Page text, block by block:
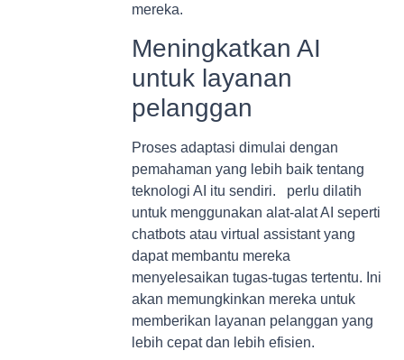
mereka.
Meningkatkan AI
untuk layanan
pelanggan
Proses adaptasi dimulai dengan
pemahaman yang lebih baik tentang
teknologi AI itu sendiri. perlu dilatih
untuk menggunakan alat-alat AI seperti
chatbots atau virtual assistant yang
dapat membantu mereka
menyelesaikan tugas-tugas tertentu. Ini
akan memungkinkan mereka untuk
memberikan layanan pelanggan yang
lebih cepat dan lebih efisien.